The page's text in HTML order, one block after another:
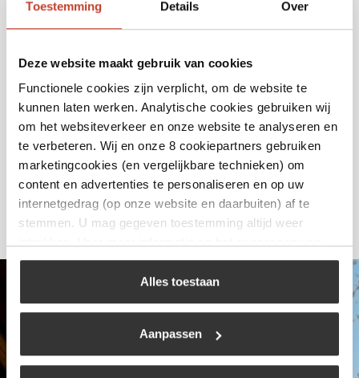
Toestemming Details Over
Deze website maakt gebruik van cookies
Functionele cookies zijn verplicht, om de website te
kunnen laten werken. Analytische cookies gebruiken wij
om het websiteverkeer en onze website te analyseren en
te verbeteren. Wij en onze 8 cookiepartners gebruiken
marketingcookies (en vergelijkbare technieken) om
content en advertenties te personaliseren en op uw
internetgedrag (op onze website en daarbuiten) af te
stemmen. U mag gegeven toestemming altijd weer
uw keuze op onze website verwijzen wij u naar ons
Alles toestaan
Aanpassen
KENTEKEN CLIP per 2
€6,95
Bekijk